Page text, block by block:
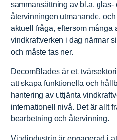
sammansättning av bl.a. glas-
återvinningen utmanande,
aktuell fråga, eftersom många
vindkraftverken i dag närmar
och måste tas ner.
DecomBlades är ett
att skapa funktionella och
hantering av uttjänta
internationell nivå. Det är allt
bearbetning och återvinning.
Vindindustrin är engagerad i